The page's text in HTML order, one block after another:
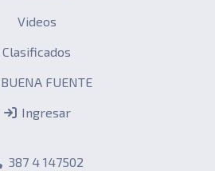
Videos
Clasificados
FUENTE
Ingresar
387 4 147502